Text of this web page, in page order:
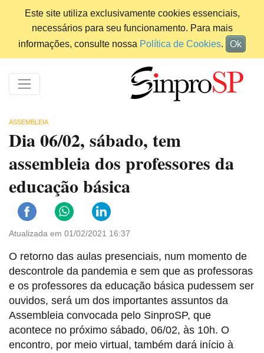
Este site utiliza exclusivamente cookies essenciais,
necessários para seu funcionamento. Para mais
informações, consulte nossa Política de Cookies. Ok
ASSEMBLEIA
Dia 06/02, sábado, tem
assembleia dos professores da
educação básica
Atualizada em 01/02/2021 16:37
O retorno das aulas presenciais, num momento de
descontrole da pandemia e sem que as professoras
e os professores da educação básica pudessem ser
ouvidos, será um dos importantes assuntos da
Assembleia convocada pelo SinproSP, que
acontece no próximo sábado, 06/02, às 10h. O
encontro, por meio virtual, também dará início à